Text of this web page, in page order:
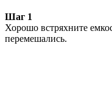
Шаг 1
Хорошо встряхните
перемешались.